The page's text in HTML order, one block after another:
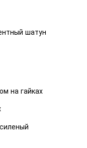
шатун
на гайках